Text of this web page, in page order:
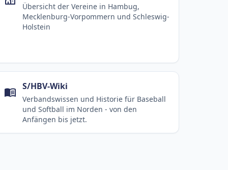
Übersicht der Vereine in Hambug,
Mecklenburg-Vorpommern und Schleswig-
Holstein
S/HBV-Wiki
Verbandswissen und Historie für Baseball
und Softball im Norden - von den
Anfängen bis jetzt.